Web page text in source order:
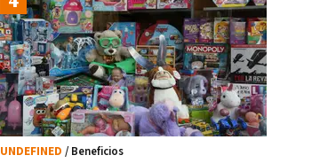
UNDEFINED / Beneficios